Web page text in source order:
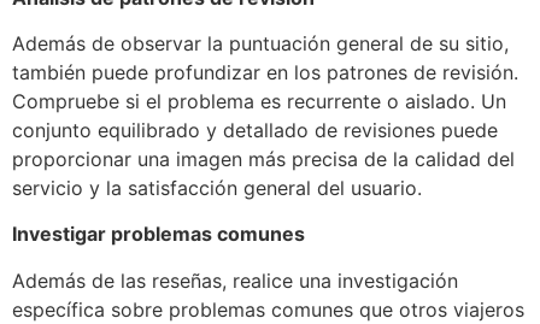
Además de observar la puntuación general de su sitio,
también puede profundizar en los patrones de revisión.
Compruebe si el problema es recurrente o aislado. Un
conjunto equilibrado y detallado de revisiones puede
proporcionar una imagen más precisa de la calidad del
servicio y la satisfacción general del usuario.
Investigar problemas comunes
Además de las reseñas, realice una investigación
específica sobre problemas comunes que otros viajeros